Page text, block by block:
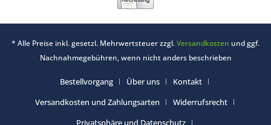
* Alle Preise inkl. gesetzl. Mehrwertsteuer zzgl.Versandkosten und ggf.
Nachnahmegebühren, wenn nicht anders beschrieben
Bestellvorgang Über uns
Kontakt
Versandkosten und Zahlungsarten
Widerrufsrecht
Privatsphäre und Datenschutz